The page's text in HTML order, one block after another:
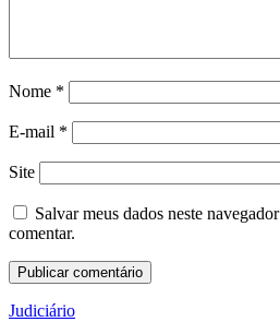
Nome *
E-mail *
Site
Salvar meus dados neste
comentar.
Judiciário